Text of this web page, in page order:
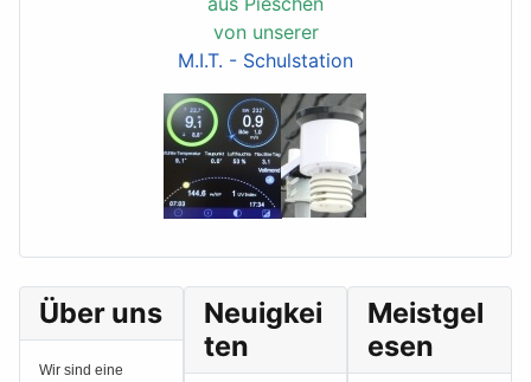
von unserer
M.I.T. - Schulstation
Über uns
Wir sind eine
Neuigkei
ten
Meistgel
esen